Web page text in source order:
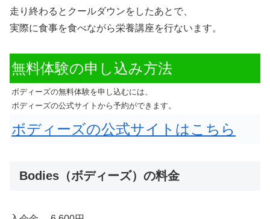
走り終わるとクールダウンをしたあとで、
実際に食事を食べながら栄養講座を行ないます。
無料体験の申し込み方法
ボディーズの無料体験を申し込むには、
ボディーズの公式サイトから予約ができます。
ボディーズの公式サイトはこちら
Bodies（ボディーズ）の料金